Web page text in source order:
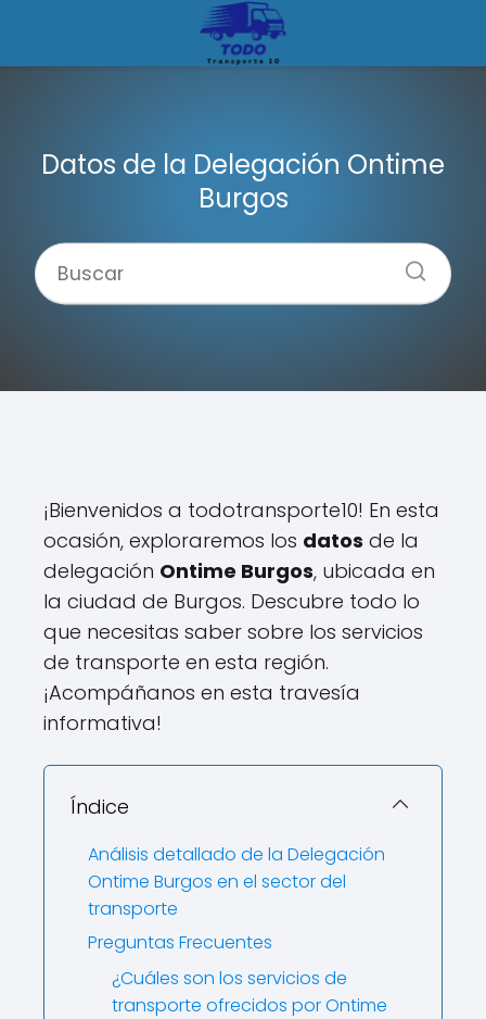
Datos de la Delegación Ontime
Burgos
¡Bienvenidos a todotransporte10! En esta
ocasión, exploraremos los datos de la
delegación Ontime Burgos, ubicada en
la ciudad de Burgos. Descubre todo lo
que necesitas saber sobre los servicios
de transporte en esta región.
¡Acompáñanos en esta travesía
informativa!
Índice
Análisis detallado de la Delegación
Ontime Burgos en el sector del
transporte
Preguntas Frecuentes
¿Cuáles son los servicios de
transporte ofrecidos por Ontime